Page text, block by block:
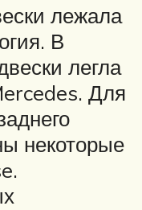
лежала
В
легла
Для
некоторые